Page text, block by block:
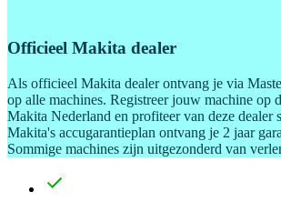
Officieel Makita dealer
Als officieel Makita dealer ontvang je via
op alle machines. Registreer jouw machine op
Makita Nederland en profiteer van deze dealer
Makita's accugarantieplan ontvang je 2 jaar
Sommige machines zijn uitgezonderd van